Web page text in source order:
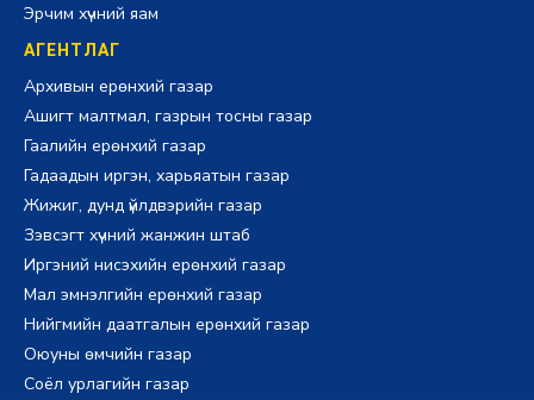
Эрчим хүчний яам
АГЕНТЛАГ
Архивын ерөнхий газар
Ашигт малтмал, газрын тосны газар
Гаалийн ерөнхий газар
Гадаадын иргэн, харьяатын газар
Жижиг, дунд үйлдвэрийн газар
Зэвсэгт хүчний жанжин штаб
Иргэний нисэхийн ерөнхий газар
Мал эмнэлгийн ерөнхий газар
Нийгмийн даатгалын ерөнхий газар
Оюуны өмчийн газар
Соёл урлагийн газар